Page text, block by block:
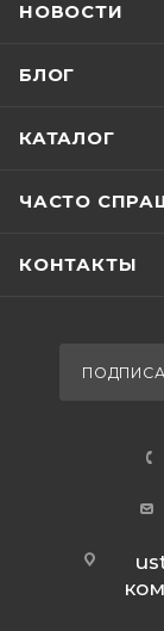
НОВОСТИ
БЛОГ
КАТАЛОГ
ЧАСТО
КОНТАКТЫ